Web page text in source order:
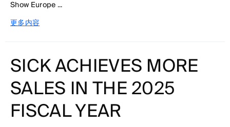
Show Europe ...
更多内容
SICK ACHIEVES MORE
SALES IN THE 2025
FISCAL YEAR